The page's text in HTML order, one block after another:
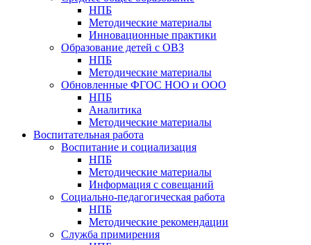
НПБ
Методические материалы
Инновационные практики
Образование детей с ОВЗ
НПБ
Методические материалы
Обновленные ФГОС НОО и ООО
НПБ
Аналитика
Методические материалы
Воспитательная работа
Воспитание и социализация
НПБ
Методические материалы
Информация с совещаний
Социально-педагогическая работа
НПБ
Методические рекомендации
Служба примирения